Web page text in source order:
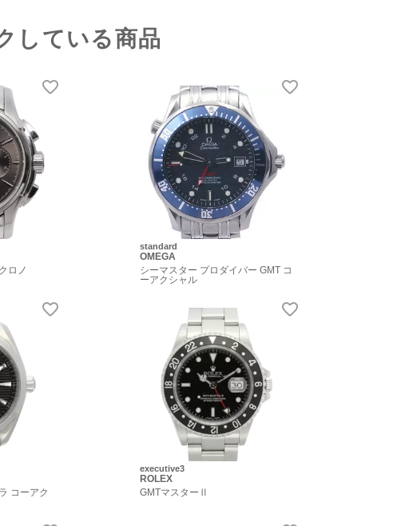
している商品
ロノ
standard
OMEGA
シーマスター プロダイバー GMT コ
ーアクシャル
コーアク
executive3
ROLEX
GMTマスターⅡ